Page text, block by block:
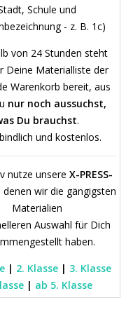
Schule und
- z. B. 1c)
von 24 Stunden steht
Deine Materialliste der
Warenkorb bereit, aus
nur noch aussuchst,
Du brauchst.
und kostenlos.
nutze unsere X-PRESS-
denen wir die gängigsten
Materialien
Auswahl für Dich
haben.
| 2. Klasse | 3. Klasse
| ab 5. Klasse